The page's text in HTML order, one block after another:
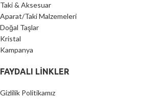
Taki & Aksesuar
Aparat/Taki Malzemeleri
Doğal Taşlar
Kristal
Kampanya
FAYDALI LİNKLER
Gizlilik Politikamız